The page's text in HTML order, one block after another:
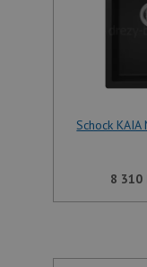
Schock
8 310